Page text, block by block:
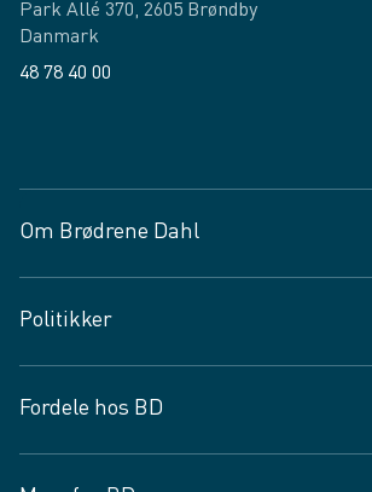
Park Allé 370, 2605 Brøndby
Danmark
48 78 40 00
Om Brødrene Dahl
Vagttelefon 30 10 89 89
Spørgsmål og svar
Job og karriere
Fødevarekontrolrapport
Politikker
Privatlivspolitik
Cookies
Fordele hos BD